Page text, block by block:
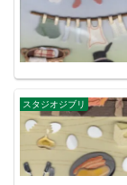
スタジオジブリ